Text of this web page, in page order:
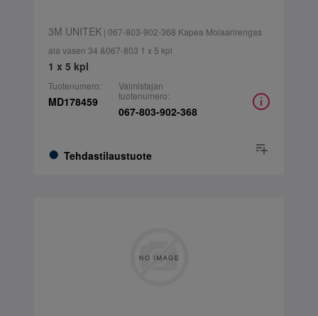
3M UNITEK| 067-803-902-368 Kapea Molaarirengas
ala vasen 34 &067-803 1 x 5 kpl
1 x 5 kpl
Tuotenumero:
MD178459
Tehdastilaustuote
Valmistajan
tuotenumero:
067-803-902-368